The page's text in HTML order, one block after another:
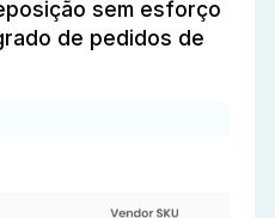
sem esforço
de pedidos de